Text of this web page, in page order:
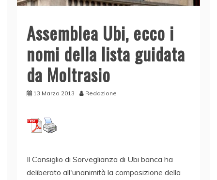
Assemblea Ubi, ecco i
nomi della lista guidata
da Moltrasio
13 Marzo 2013 Redazione
Il Consiglio di Sorveglianza di Ubi banca ha
deliberato all'unanimità la composizione della